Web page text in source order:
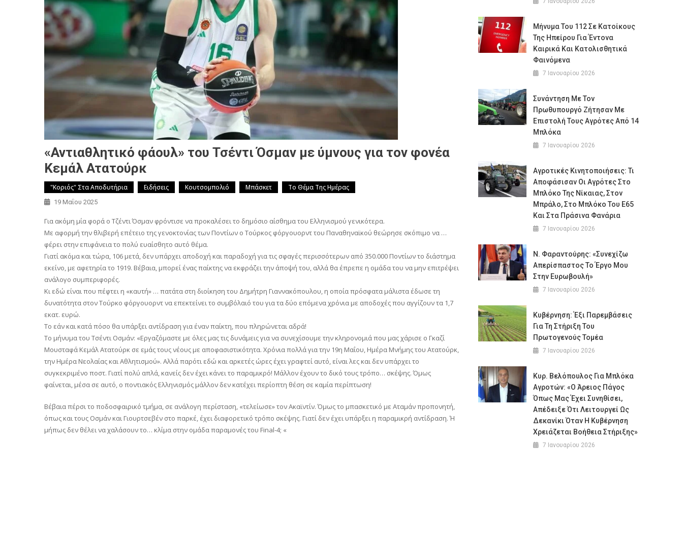
«Αντιαθλητικό φάουλ» του Τσέντι Όσμαν με ύμνους για τον φονέα
Κεμάλ Ατατούρκ
"Κοριός" Στα Αποδυτήρια Ειδήσεις Κουτσομπολιό Μπάσκετ Το Θέμα Της Ημέρας
19 Μαΐου 2025
Για ακόμη μία φορά ο Τζέντι Όσμαν φρόντισε να προκαλέσει το δημόσιο αίσθημα του Ελληνισμού γενικότερα.
Με αφορμή την θλιβερή επέτειο της γενοκτονίας των Ποντίων ο Τούρκος φόργουορντ του Παναθηναϊκού θεώρησε σκόπιμο να …
φέρει στην επιφάνεια το πολύ ευαίσθητο αυτό θέμα.
Γιατί ακόμα και τώρα, 106 μετά, δεν υπάρχει αποδοχή και παραδοχή για τις σφαγές περισσότερων από 350.000 Ποντίων το διάστημα
εκείνο, με αφετηρία το 1919. Βέβαια, μπορεί ένας παίκτης να εκφράζει την άποψή του, αλλά θα έπρεπε η ομάδα του να μην επιτρέψει
ανάλογο συμπεριφορές.
Κι εδώ είναι που πέφτει η «καυτή» … πατάτα στη διοίκηση του Δημήτρη Γιαννακόπουλου, η οποία πρόσφατα μάλιστα έδωσε τη
δυνατότητα στον Τούρκο φόργουορντ να επεκτείνει το συμβόλαιό του για τα δύο επόμενα χρόνια με αποδοχές που αγγίζουν τα 1,7
εκατ. ευρώ.
Το εάν και κατά πόσο θα υπάρξει αντίδραση για έναν παίκτη, που πληρώνεται αδρά!
Το μήνυμα του Τσέντι Οσμάν: «Εργαζόμαστε με όλες μας τις δυνάμεις για να συνεχίσουμε την κληρονομιά που μας χάρισε ο Γκαζί
Μουσταφά Κεμάλ Ατατούρκ σε εμάς τους νέους με αποφασιστικότητα. Χρόνια πολλά για την 19η Μαΐου, Ημέρα Μνήμης του Ατατούρκ,
την Ημέρα Νεολαίας και Αθλητισμού». Αλλά παρότι εδώ και αρκετές ώρες έχει γραφτεί αυτό, είναι λες και δεν υπάρχει το
συγκεκριμένο ποστ. Γιατί πολύ απλά, κανείς δεν έχει κάνει το παραμικρό! Μάλλον έχουν το δικό τους τρόπο… σκέψης. Όμως
φαίνεται, μέσα σε αυτό, ο ποντιακός Ελληνισμός μάλλον δεν κατέχει περίοπτη θέση σε καμία περίπτωση!
Βέβαια πέρσι το ποδοσφαιρικό τμήμα, σε ανάλογη περίσταση, «τελείωσε» τον Ακαϊντίν. Όμως το μπασκετικό με Αταμάν προπονητή,
όπως και τους Οσμάν και Γιουρτσεβέν στο παρκέ, έχει διαφορετικό τρόπο σκέψης. Γιατί δεν έχει υπάρξει η παραμικρή αντίδραση. Ή
μήπως δεν θέλει να χαλάσουν το… κλίμα στην ομάδα παραμονές του Final-4; «
Μήνυμα Του 112 Σε Κατοίκους
Της Ηπείρου Για Έντονα
Καιρικά Και Κατολισθητικά
Φαινόμενα
7 Ιανουαρίου 2026
Συνάντηση Με Τον
Πρωθυπουργό Ζήτησαν Με
Επιστολή Τους Αγρότες Από 14
Μπλόκα
7 Ιανουαρίου 2026
Αγροτικές Κινητοποιήσεις: Τι
Αποφάσισαν Οι Αγρότες Στο
Μπλόκο Της Νίκαιας, Στον
Μπράλο, Στο Μπλόκο Του Ε65
Και Στα Πράσινα Φανάρια
7 Ιανουαρίου 2026
Ν. Φαραντούρης: «Συνεχίζω
Απερίσπαστος Το Έργο Μου
Στην Ευρωβουλή»
7 Ιανουαρίου 2026
Κυβέρνηση: Έξι Παρεμβάσεις
Για Τη Στήριξη Του
Πρωτογενούς Τομέα
7 Ιανουαρίου 2026
Κυρ. Βελόπουλος Για Μπλόκα
Αγροτών: «Ο Άρειος Πάγος
Όπως Μας Έχει Συνηθίσει,
Απέδειξε Ότι Λειτουργεί Ως
Δεκανίκι Όταν Η Κυβέρνηση
Χρειάζεται Βοήθεια Στήριξης»
7 Ιανουαρίου 2026